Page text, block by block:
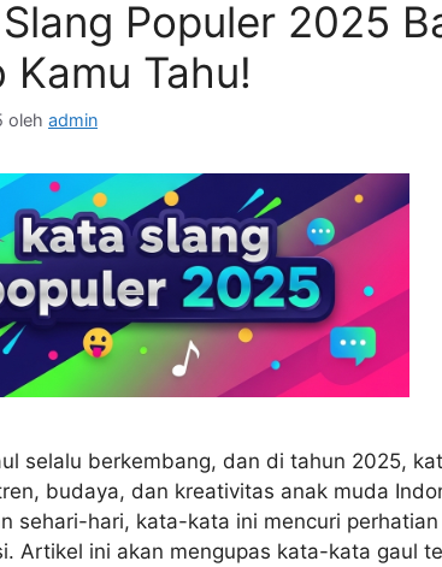
Populer 2025
Kamu Tahu!
oleh admin
selalu berkembang, dan di tahun 2025,
budaya, dan kreativitas anak muda
sehari-hari, kata-kata ini mencuri
Artikel ini akan mengupas kata-kata gaul